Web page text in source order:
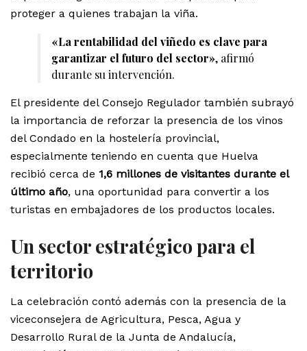
proteger a quienes trabajan la viña.
«La rentabilidad del viñedo es clave para
garantizar el futuro del sector», afirmó
durante su intervención.
El presidente del Consejo Regulador también subrayó
la importancia de reforzar la presencia de los vinos
del Condado en la hostelería provincial,
especialmente teniendo en cuenta que Huelva
recibió cerca de 1,6 millones de visitantes durante el
último año, una oportunidad para convertir a los
turistas en embajadores de los productos locales.
Un sector estratégico para el
territorio
La celebración contó además con la presencia de la
viceconsejera de Agricultura, Pesca, Agua y
Desarrollo Rural de la Junta de Andalucía,